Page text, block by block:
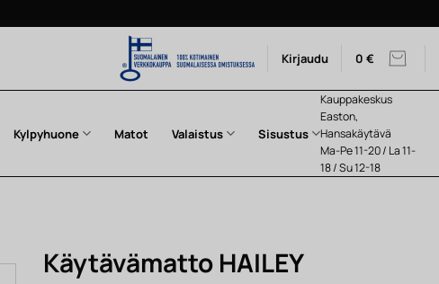
Kirjaudu 0 €
Kylpyhuone Matot Valaistus Sisustus
Kauppakeskus
Easton,
Hansakäytävä
Ma-Pe 11-20 / La 11-
18 / Su 12-18
Käytävämatto HAILEY